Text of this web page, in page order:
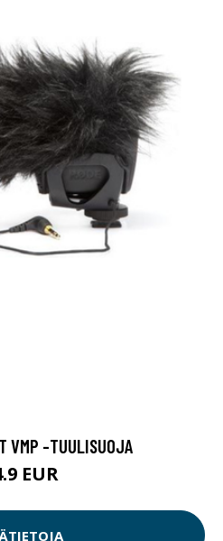
VMP -TUULISUOJA
EUR